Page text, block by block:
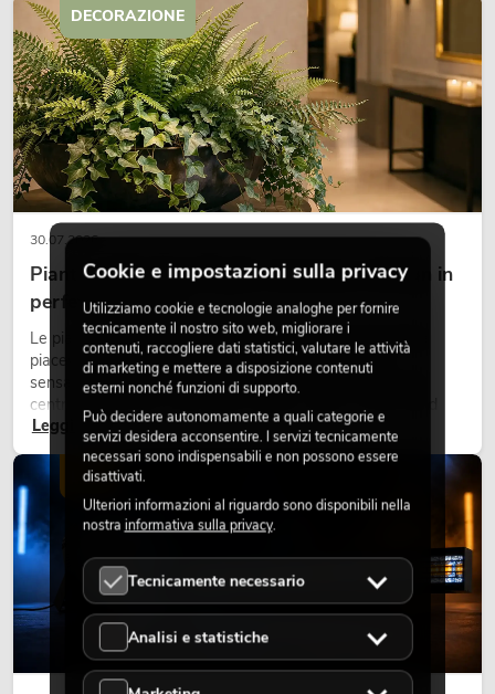
30.07.2026
Piante artificiali ignifughe: sicurezza e design in
perfetta armonia
Le piante rendono vivi gli ambienti. Creano un’atmosfera
piacevole, migliorano l’ambiente e trasmettono una
sensazione di naturalezza. Negli hotel, nei ristoranti, nei
centri commerciali, negli edifici adibiti a uffici o negli stand
fieristici, una vegetazione di alta qualità è ormai parte
integrante dei moderni progetti di arredamento.
Leggi ora
DECORAZIONE
LUCE
Cookie e impostazioni sulla privacy
Utilizziamo cookie e tecnologie analoghe per fornire
tecnicamente il nostro sito web, migliorare i
contenuti, raccogliere dati statistici, valutare le attività
di marketing e mettere a disposizione contenuti
esterni nonché funzioni di supporto.
Può decidere autonomamente a quali categorie e
servizi desidera acconsentire. I servizi tecnicamente
necessari sono indispensabili e non possono essere
disattivati.
Ulteriori informazioni al riguardo sono disponibili nella
nostra informativa sulla privacy.
Tecnicamente necessario
Analisi e statistiche